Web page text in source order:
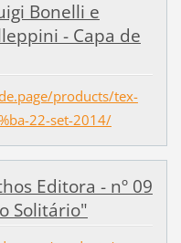
Bonelli e
- Capa de
products/tex-
22-set-2014/
Editora - nº 09
Solitário"